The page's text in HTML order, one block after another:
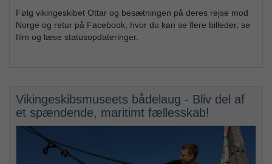
Følg vikingeskibet Ottar og besætningen på deres rejse mod
Norge og retur på Facebook, hvor du kan se flere billeder, se
film og læse statusopdateringer.
Vikingeskibsmuseets bådelaug - Bliv del af
et spændende, maritimt fællesskab!